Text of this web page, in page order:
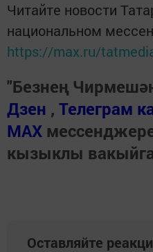
Читайте новости
национальном
https://max.ru/
"Безнең
Дзен , Телеграм
МАХ
кызыклы
Оставляйте